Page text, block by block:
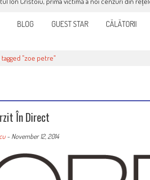
BLOG GUEST STAR CĂLĂTORII
tagged "zoe petre"
În Direct
- November 12, 2014